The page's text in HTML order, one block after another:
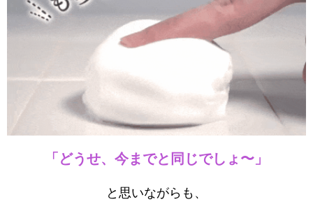
「どうせ、今までと同じでしょ〜」
と思いながらも、